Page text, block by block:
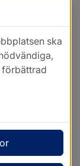
ska
förbättrad